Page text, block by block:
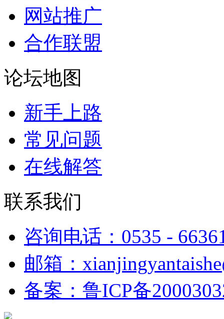
网站推广
合作联盟
论坛地图
新手上路
常见问题
在线解答
联系我们
咨询电话：0535 -
邮箱：
备案：鲁ICP备